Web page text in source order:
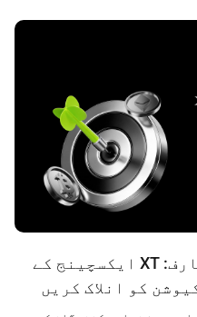
XT بروکر پروگرام کا تعارف: XT ایکسچینج کے
کو انلاک کریں